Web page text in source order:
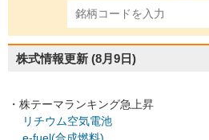
株式情報更新 (8月9日)
・株テーマランキング急上昇
リチウム空気電池